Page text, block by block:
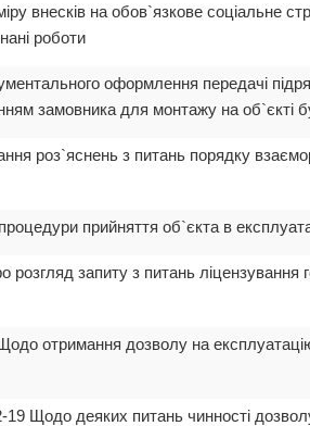
внесків на обов`язкове соціальне
роботи
оформлення передачі
замовника для монтажу на об`єкті
роз`яснень з питань порядку
прийняття об`єкта в
запиту з питань ліцензування
отримання дозволу на
Щодо деяких питань чинності